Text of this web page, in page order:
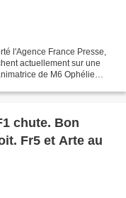
l'Agence France Presse,
actuellement sur une
de M6 Ophélie
chute. Bon
Fr5 et Arte au